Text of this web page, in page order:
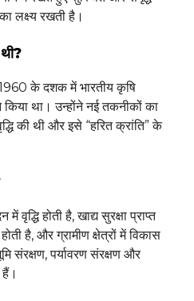
लक्ष्य रखती है।
के दशक में भारतीय कृषि
किया था। उन्होंने नई तकनीकों का
की थी और इसे “हरित क्रांति” के
में वृद्धि होती है, खाद्य सुरक्षा प्राप्त
है, और ग्रामीण क्षेत्रों में विकास
संरक्षण, पर्यावरण संरक्षण और